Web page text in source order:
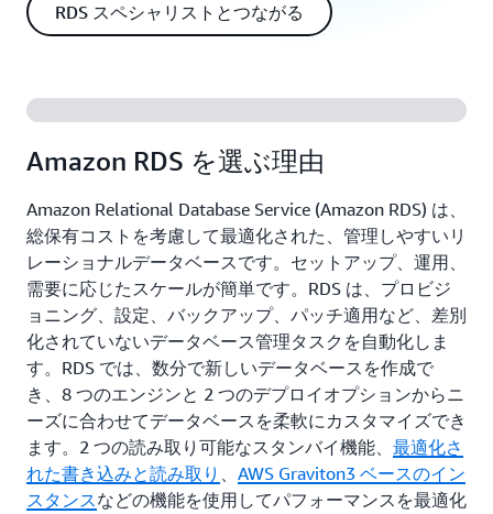
RDS スペシャリストとつながる
Amazon RDS を選ぶ理由
Amazon Relational Database Service (Amazon RDS) は、
総保有コストを考慮して最適化された、管理しやすいリ
レーショナルデータベースです。セットアップ、運用、
需要に応じたスケールが簡単です。RDS は、プロビジ
ョニング、設定、バックアップ、パッチ適用など、差別
化されていないデータベース管理タスクを自動化しま
す。RDS では、数分で新しいデータベースを作成で
き、8 つのエンジンと 2 つのデプロイオプションからニ
ーズに合わせてデータベースを柔軟にカスタマイズでき
ます。2 つの読み取り可能なスタンバイ機能、 最適化さ
れた書き込みと読み取り 、 AWS Graviton3 ベースのイン
スタンスなどの機能を使用してパフォーマンスを最適化